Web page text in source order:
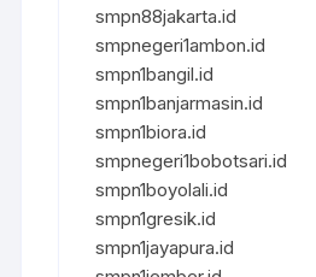
smpn88jakarta.id
smpnegeri1ambon.id
smpn1bangil.id
smpn1banjarmasin.id
smpn1biora.id
smpnegeri1bobotsari.id
smpn1boyolali.id
smpn1gresik.id
smpn1jayapura.id